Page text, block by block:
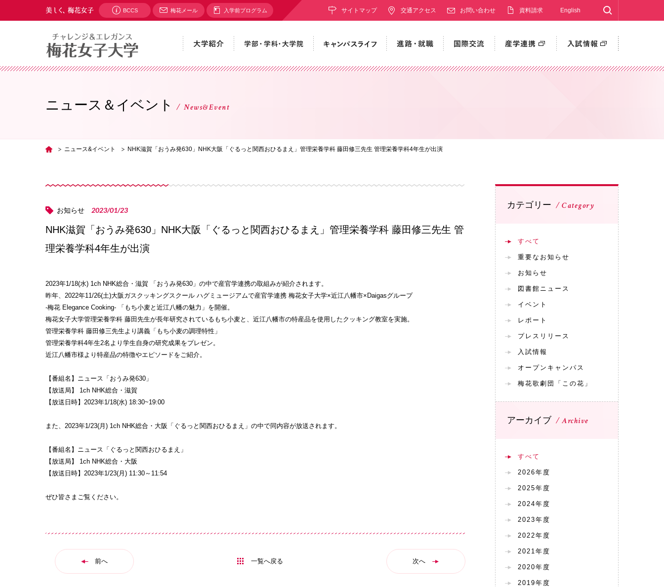
BCCS 梅花メール 入学前プログラム サイトマップ 交通アクセス お問い合わせ 資料請求 English
ニュース＆イベント News&Event
TOP ニュース&イベント NHK滋賀「おうみ発630」NHK大阪「ぐるっと関西おひるまえ」管理栄養学科 藤田修三先生 管理栄養学科4年生が出演
お知らせ 2023/01/23
NHK滋賀「おうみ発630」NHK大阪「ぐるっと関西おひるまえ」管理栄養学科 藤田修三先生 管
理栄養学科4年生が出演
2023年1/18(水) 1ch NHK総合・滋賀 「おうみ発630」の中で産官学連携の取組みが紹介されます。
昨年、2022年11/26(土)大阪ガスクッキングスクール ハグミュージアムで産官学連携 梅花女子大学×近江八幡市×Daigasグループ
-梅花 Elegance Cooking- 「もち小麦と近江八幡の魅力」を開催。
梅花女子大学管理栄養学科 藤田先生が長年研究されているもち小麦と、近江八幡市の特産品を使用したクッキング教室を実施。
管理栄養学科 藤田修三先生より講義「もち小麦の調理特性」
管理栄養学科4年生2名より学生自身の研究成果をプレゼン。
近江八幡市様より特産品の特徴やエピソードをご紹介。
【番組名】ニュース「おうみ発630」
【放送局】 1ch NHK総合・滋賀
【放送日時】2023年1/18(水) 18:30~19:00
また、2023年1/23(月) 1ch NHK総合・大阪「ぐるっと関西おひるまえ」の中で同内容が放送されます。
【番組名】ニュース「ぐるっと関西おひるまえ」
【放送局】 1ch NHK総合・大阪
【放送日時】2023年1/23(月) 11:30～11:54
ぜひ皆さまご覧ください。
前へ 一覧へ戻る 次へ
カテゴリー Category
すべて
重要なお知らせ
お知らせ
図書館ニュース
イベント
レポート
プレスリリース
入試情報
オープンキャンパス
梅花歌劇団「この花」
アーカイブ Archive
すべて
2026年度
2025年度
2024年度
2023年度
2022年度
2021年度
2020年度
2019年度